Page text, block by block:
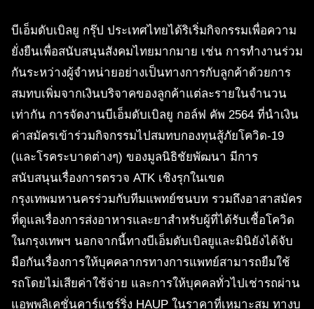
บีเอ็มดับเบิลยู กรุ๊ป ประเทศไทยได้ริเริ่มกิจกรรมเพื่อความ
ยั่งยืนเพื่อสนับสนุนสังคมไทยมากมาย เช่น การทำงานร่วม
กันระหว่างผู้จำหน่ายอย่างเป็นทางการกับลูกค้าด้วยการ
สมทบเพิ่มจากเงินบริจาคของลูกค้าแต่ละรายในจำนวน
เท่ากัน การจัดงานบีเอ็มดับเบิลยู กอล์ฟ คัพ 2564 ที่นำเงิน
ค่าสมัครเข้าร่วมกิจกรรมไปสมทบกองทุนสู้ภัยโควิด-19
(และโรคระบาดต่างๆ) ของมูลนิธิชัยพัฒนา มีการ
สนับสนุนเรื่องการตรวจ ATK เชิงรุกในเขต
กรุงเทพมหานครร่วมกับทีมแพทย์ชนบท รวมถึงอาสาสมัคร
ที่ดูแลเรื่องการส่งอาหารและยาสำหรับผู้ที่ได้รับเชื้อโควิด
ในกรุงเทพฯ นอกจากนี้ทางบีเอ็มดับเบิลยูและมินิยังได้จับ
มือกันเรื่องการให้บุคคลากรทางการแพทย์สามารถยืมใช้
รถโดยไม่เสียค่าใช้จ่าย และการให้บุคคลทั่วไปเช่ารถผ่าน
แอพพลิเคชั่นคาร์แชร์ริ่ง HAUP ในราคาที่เหมาะสม ทางบ